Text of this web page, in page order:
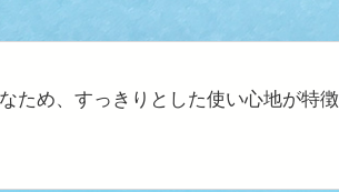
ため、すっきりとした使い心地が特徴